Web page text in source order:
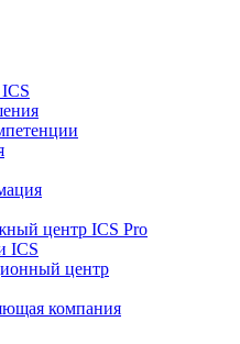
центр ICS Pro
ICS
центр
компания